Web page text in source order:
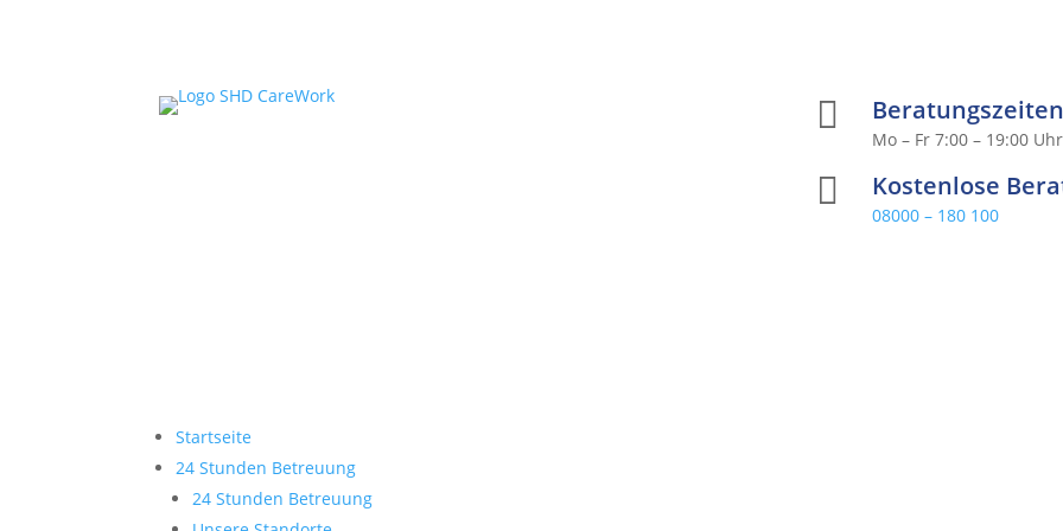
 Beratungszeiten
Mo – Fr 7:00 – 19:00 Uhr
 Kostenlose
08000 – 180 100
Startseite
24 Stunden Betreuung
24 Stunden Betreuung